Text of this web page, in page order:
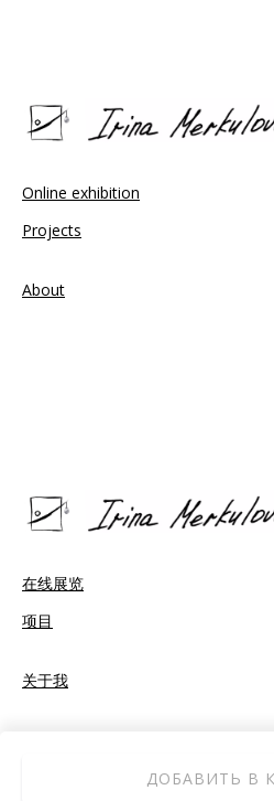
ДОБАВИТЬ В
Online exhibition
Projects
About
在线展览
项目
关于我